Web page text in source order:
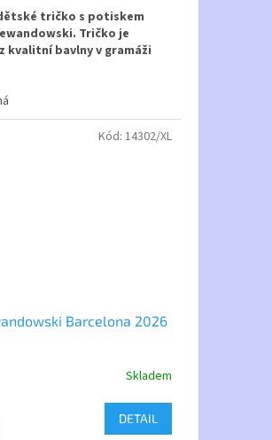
tričko s potiskem
Tričko je
kvalitní bavlny v gramáži
Barcelona 2026
Skladem
DETAIL
Kód: 14302/XL